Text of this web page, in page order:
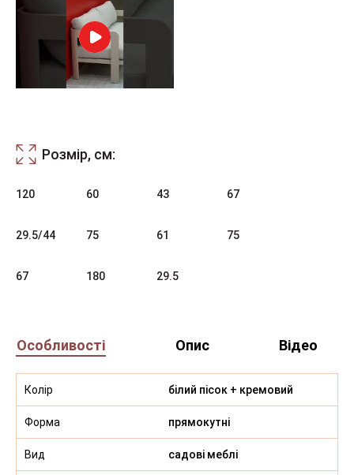
Розмір, см:
120 60 43 67
29.5/44 75 61 75
67 180 29.5
Особливості Опис Відео
Колір білий пісок + кремовий
Форма прямокутні
Вид садові меблі